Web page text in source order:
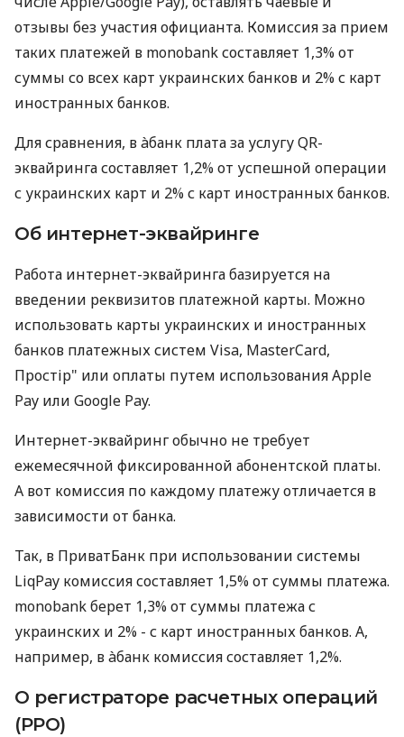
отзывы без участия официанта. Комиссия за прием
таких платежей в monobank составляет 1,3% от
суммы со всех карт украинских банков и 2% с карт
иностранных банков.
Для сравнения, в àбанк плата за услугу QR-
эквайринга составляет 1,2% от успешной операции
с украинских карт и 2% с карт иностранных банков.
Об интернет-эквайринге
Работа интернет-эквайринга базируется на
введении реквизитов платежной карты. Можно
использовать карты украинских и иностранных
банков платежных систем Visa, MasterCard,
Простір" или оплаты путем использования Apple
Pay или Google Pay.
Интернет-эквайринг обычно не требует
ежемесячной фиксированной абонентской платы.
А вот комиссия по каждому платежу отличается в
зависимости от банка.
Так, в ПриватБанк при использовании системы
LiqPay комиссия составляет 1,5% от суммы платежа.
monobank берет 1,3% от суммы платежа с
украинских и 2% - с карт иностранных банков. А,
например, в àбанк комиссия составляет 1,2%.
О регистраторе расчетных операций
(РРО)